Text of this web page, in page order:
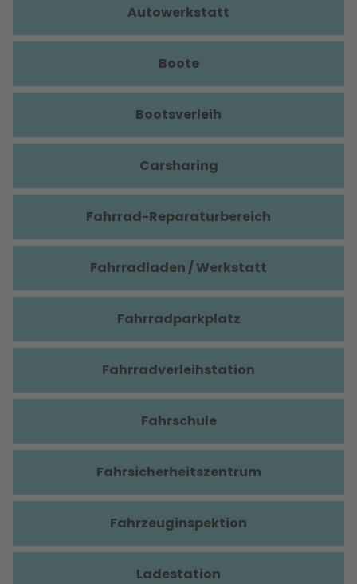
Autowerkstatt
Boote
Bootsverleih
Carsharing
Fahrrad-Reparaturbereich
Fahrradladen / Werkstatt
Fahrradparkplatz
Fahrradverleihstation
Fahrschule
Fahrsicherheitszentrum
Fahrzeuginspektion
Ladestation